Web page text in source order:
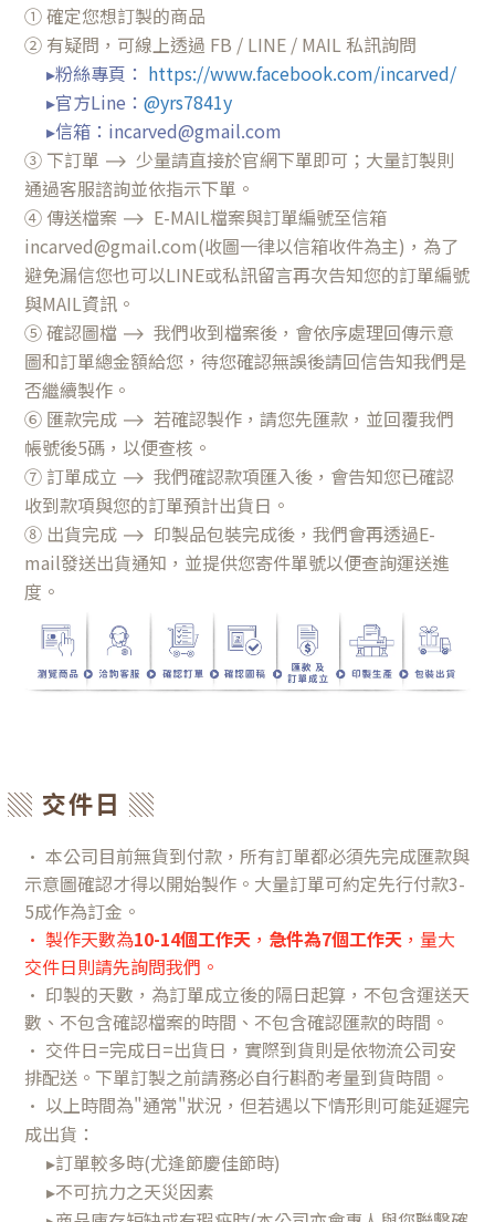
① 確定您想訂製的商品
② 有疑問，可線上透過 FB / LINE / MAIL 私訊詢問
▸粉絲專頁 ： https://www.facebook.com/incarved/
▸官方Line： @yrs7841y
▸信箱：incarved@gmail.com
③下訂單 ⟶ 少量請直接於官網下單即可；大量訂製則
通過客服諮詢並依指示下單。
④ 傳送檔案 ⟶ E-MAIL檔案與訂單編號至信箱
incarved@gmail.com(收圖一律以信箱收件為主)，為了
避免漏信您也可以LINE或私訊留言再次告知您的訂單編號
與MAIL資訊。
⑤ 確認圖檔 ⟶ 我們收到檔案後，會依序處理回傳示意
圖和訂單總金額給您，待您確認無誤後請回信告知我們是
否繼續製作。
⑥ 匯款完成 ⟶ 若確認製作，請您先匯款，並回覆我們
帳號後5碼，以便查核。
⑦ 訂單成立 ⟶ 我們確認款項匯入後，會告知您已確認
收到款項與您的訂單預計出貨日。
⑧ 出貨完成 ⟶ 印製品包裝完成後，我們會再透過E-
mail發送出貨通知，並提供您寄件單號以便查詢運送進
度。
▒ 交件日 ▒
• 本公司目前無貨到付款，所有訂單都必須先完成匯款與
示意圖確認才得以開始製作。大量訂單可約定先行付款3-
5成作為訂金。
• 製作天數為10-14個工作天 ， 急件為7個工作天 ，量大
交件日則請先詢問我們。
• 印製的天數，為訂單成立後的隔日起算，不包含運送天
數、不包含確認檔案的時間、不包含確認匯款的時間。
• 交件日=完成日=出貨日，實際到貨則是依物流公司安
排配送。下單訂製之前請務必自行斟酌考量到貨時間。
• 以上時間為"通常"狀況，但若遇以下情形則可能延遲完
成出貨：
▸訂單較多時(尤逢節慶佳節時)
▸不可抗力之天災因素